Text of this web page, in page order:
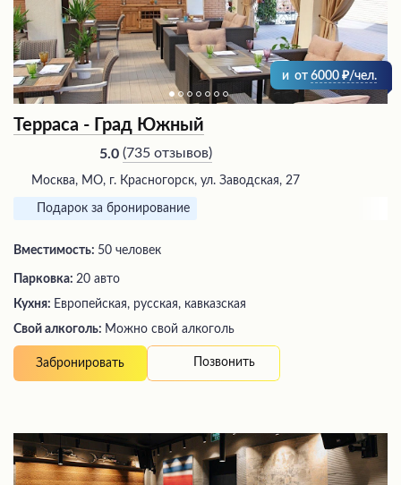
и от 6000 /чел.
Терраса - Град Южный
5.0 (735 отзывов)
Москва, МО, г. Красногорск, ул. Заводская, 27
Подарок за бронирование
Вместимость: 50 человек
Парковка: 20 авто
Кухня: Европейская, русская, кавказская
Свой алкоголь: Можно свой алкоголь
Забронировать Позвонить